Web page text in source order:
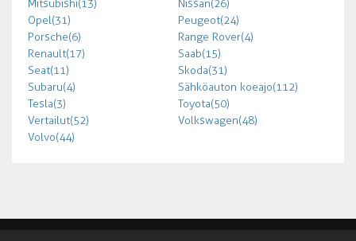
Mitsubishi (13)
Nissan (26)
Opel (31)
Peugeot (24)
Porsche (6)
Range Rover (4)
Renault (17)
Saab (15)
Seat (11)
Skoda (31)
Subaru (4)
Sähköauton koeajo (112)
Tesla (3)
Toyota (50)
Vertailut (52)
Volkswagen (48)
Volvo (44)